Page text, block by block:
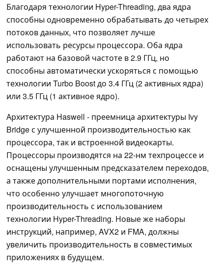
Благодаря технологии Hyper-Threading, два ядра
способны одновременно обрабатывать до четырех
потоков данных, что позволяет лучше
использовать ресурсы процессора. Оба ядра
работают на базовой частоте в 2.9 ГГц, но
способны автоматически ускоряться с помощью
технологии Turbo Boost до 3.4 ГГц (2 активных ядра)
или 3.5 ГГц (1 активное ядро).
Архитектура Haswell - преемница архитектуры Ivy
Bridge с улучшенной производительностью как
процессора, так и встроенной видеокарты.
Процессоры производятся на 22-нм техпроцессе и
оснащены улучшенным предсказателем переходов,
а также дополнительными портами исполнения,
что особенно улучшает многопоточную
производительность с использованием
технологии Hyper-Threading. Новые же наборы
инструкций, например, AVX2 и FMA, должны
увеличить производительность в совместимых
приложениях в будущем.